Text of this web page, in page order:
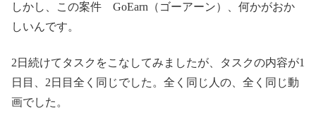
しかし、この案件 GoEarn（ゴーアーン）、何かがおか
しいんです。
2日続けてタスクをこなしてみましたが、タスクの内容が1
日目、2日目全く同じでした。全く同じ人の、全く同じ動
画でした。